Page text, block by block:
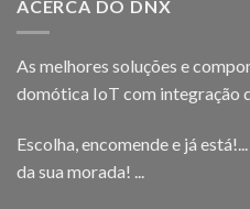
ACERCA DO DNX
As melhores soluções e
domótica IoT com integração
Escolha, encomende e já
da sua morada! ...